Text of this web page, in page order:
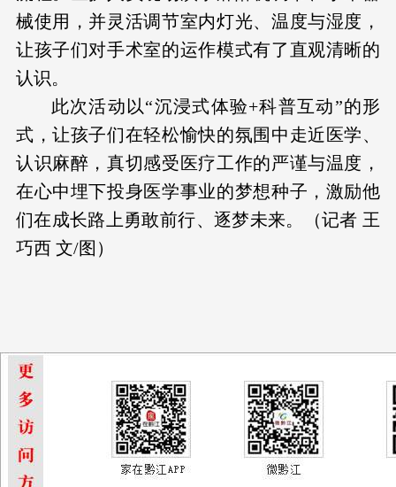
械使用，并灵活调节室内灯光、温度与湿度，
让孩子们对手术室的运作模式有了直观清晰的
认识。
此次活动以“沉浸式体验+科普互动”的形
式，让孩子们在轻松愉快的氛围中走近医学、
认识麻醉，真切感受医疗工作的严谨与温度，
在心中埋下投身医学事业的梦想种子，激励他
们在成长路上勇敢前行、逐梦未来。
（记者 王
巧西 文/图）